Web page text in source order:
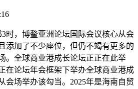
，博鳌亚洲论坛国际会议核心从会
添加了不少座位，但仍不竭有更多的
。全球商业港成长论坛正正在此举
在论坛年会框架下举办全球商业港成
会场举办该勾当。2025年是海南自贸